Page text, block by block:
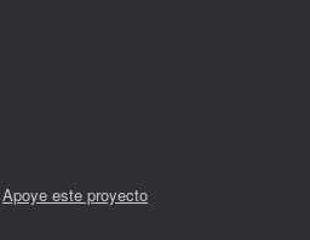
Apoye este proyecto